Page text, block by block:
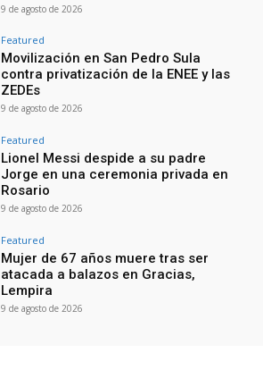
9 de agosto de 2026
Featured
Movilización en San Pedro Sula
contra privatización de la ENEE y las
ZEDEs
9 de agosto de 2026
Featured
Lionel Messi despide a su padre
Jorge en una ceremonia privada en
Rosario
9 de agosto de 2026
Featured
Mujer de 67 años muere tras ser
atacada a balazos en Gracias,
Lempira
9 de agosto de 2026